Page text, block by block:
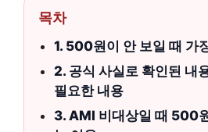
목차
1. 500원이 안 보일 때 가
2. 공식 사실로 확인된 내
필요한 내용
3. AMI 비대상일 때 500